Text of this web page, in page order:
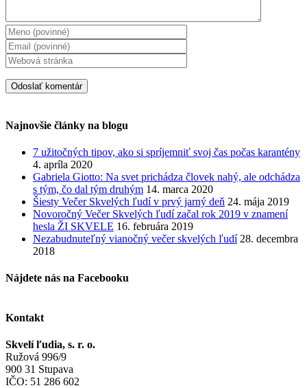
Najnovšie články na blogu
7 užitočných tipov, ako si spríjemniť svoj čas počas karantény
4. apríla 2020
Gabriela Giotto: Na svet prichádza človek nahý, ale odchádza
s tým, čo dal tým druhým 14. marca 2020
Šiesty Večer Skvelých ľudí v prvý jarný deň 24. mája 2019
Novoročný Večer Skvelých ľudí začal rok 2019 v znamení
hesla ŽI SKVELE 16. februára 2019
Nezabudnuteľný vianočný večer skvelých ľudí 28. decembra
2018
Nájdete nás na Facebooku
Kontakt
Skvelí ľudia, s. r. o.
Ružová 996/9
900 31 Stupava
IČO: 51 286 602